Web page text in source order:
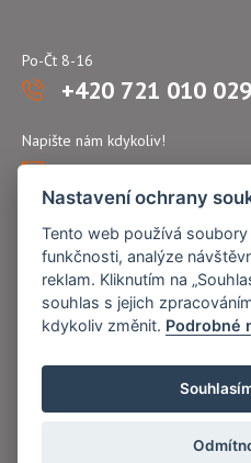
Po-Čt 8-16
+420 721 010 029
Napište nám kdykoliv!
atflex@seznam.cz
Copyright © Nový Web s.r.o. 2026
Nastavení ochrany
Tento web používá
funkčnosti, analýze
reklam. Kliknutím na
souhlas s jejich
kdykoliv změnit. Podrobné